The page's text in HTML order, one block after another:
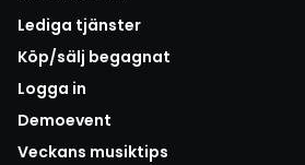
Lediga tjänster
Köp/sälj begagnat
Logga in
Demoevent
Veckans musiktips